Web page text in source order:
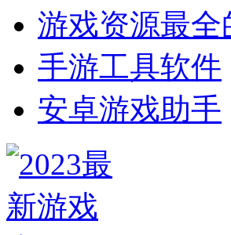
游戏资源最全
手游工具软件
安卓游戏助手